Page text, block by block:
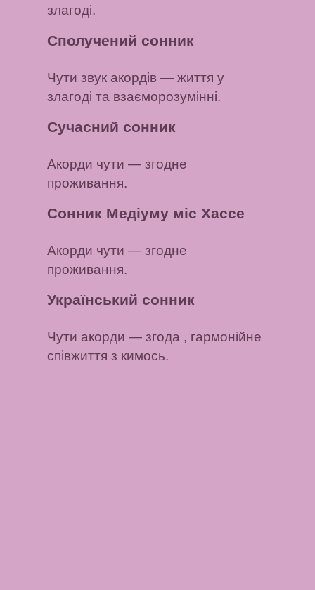
злагоді.
Сполучений сонник
Чути звук акордів — життя у
злагоді та взаєморозумінні.
Сучасний сонник
Акорди чути — згодне
проживання.
Сонник Медіуму міс Хассе
Акорди чути — згодне
проживання.
Український сонник
Чути акорди — згода , гармонійне
співжиття з кимось.